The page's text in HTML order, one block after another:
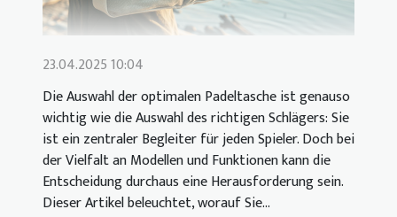
23.04.2025 10:04
Die Auswahl der optimalen Padeltasche ist genauso
wichtig wie die Auswahl des richtigen Schlägers: Sie
ist ein zentraler Begleiter für jeden Spieler. Doch bei
der Vielfalt an Modellen und Funktionen kann die
Entscheidung durchaus eine Herausforderung sein.
Dieser Artikel beleuchtet, worauf Sie...